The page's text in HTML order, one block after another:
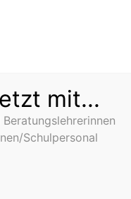
mit...
Schulpersonal